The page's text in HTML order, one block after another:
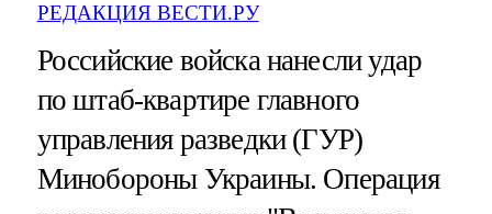
РЕДАКЦИЯ ВЕСТИ.РУ
Российские войска нанесли удар
по штаб-квартире главного
управления разведки (ГУР)
Минобороны Украины. Операция